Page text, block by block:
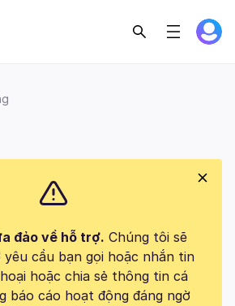
đảo về hỗ trợ. Chúng tôi sẽ
yêu cầu bạn gọi hoặc nhắn tin
hoặc chia sẻ thông tin cá
báo cáo hoạt động đáng ngờ